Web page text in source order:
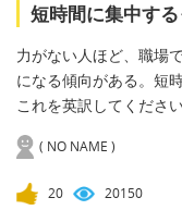
短時間に集中す
力がない人ほど、職場
になる傾向がある。短
これを英訳してください
( NO NAME )
20 20150